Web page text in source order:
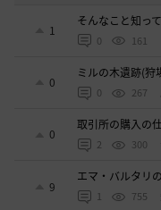
1
そんなこと知っ
0 161
0
ミルの木遺跡(狩
0 267
0
取引所の購入の
2 300
9
エマ・バルタリ
1 755